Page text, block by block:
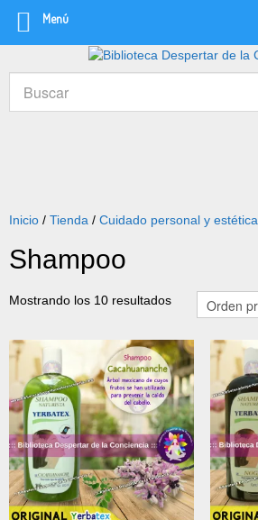
Inicio / Tienda / Cuidado personal y estética
Shampoo
Mostrando los 10 resultados
Menú